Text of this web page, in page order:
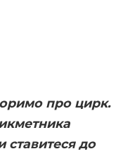
про цирк.
ставитеся до